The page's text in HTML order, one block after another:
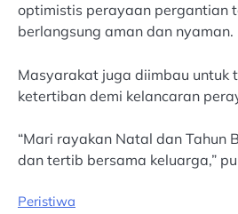
optimistis perayaan pergantian
berlangsung aman dan nyaman.
Masyarakat juga diimbau untuk
ketertiban demi kelancaran
“Mari rayakan Natal dan Tahun
dan tertib bersama keluarga,”
Peristiwa